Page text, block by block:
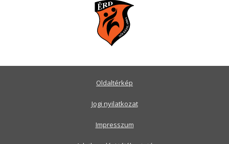
Oldaltérkép
Jogi nyilatkozat
Impresszum